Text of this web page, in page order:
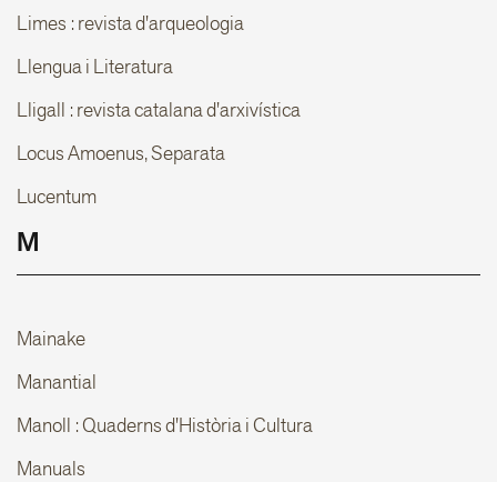
Limes : revista d'arqueologia
Llengua i Literatura
Lligall : revista catalana d'arxivística
Locus Amoenus, Separata
Lucentum
M
Mainake
Manantial
Manoll : Quaderns d'Història i Cultura
Manuals